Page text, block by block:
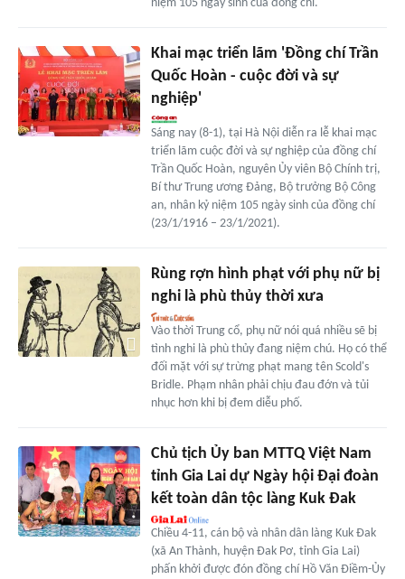
niệm 105 ngày sinh của đồng chí.
Khai mạc triển lãm 'Đồng chí Trần
Quốc Hoàn - cuộc đời và sự
nghiệp'
Sáng nay (8-1), tại Hà Nội diễn ra lễ khai mạc
triển lãm cuộc đời và sự nghiệp của đồng chí
Trần Quốc Hoàn, nguyên Ủy viên Bộ Chính trị,
Bí thư Trung ương Đảng, Bộ trưởng Bộ Công
an, nhân kỷ niệm 105 ngày sinh của đồng chí
(23/1/1916 – 23/1/2021).
Rùng rợn hình phạt với phụ nữ bị
nghi là phù thủy thời xưa
Vào thời Trung cổ, phụ nữ nói quá nhiều sẽ bị
tình nghi là phù thủy đang niệm chú. Họ có thể
đối mặt với sự trừng phạt mang tên Scold's
Bridle. Phạm nhân phải chịu đau đớn và tủi
nhục hơn khi bị đem diễu phố.
Chủ tịch Ủy ban MTTQ Việt Nam
tỉnh Gia Lai dự Ngày hội Đại đoàn
kết toàn dân tộc làng Kuk Đak
Chiều 4-11, cán bộ và nhân dân làng Kuk Đak
(xã An Thành, huyện Đak Pơ, tỉnh Gia Lai)
phấn khởi được đón đồng chí Hồ Văn Điềm-Ủy